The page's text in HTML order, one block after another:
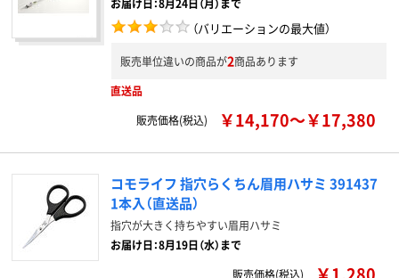
お届け日：8月24日（月）まで
（バリエーションの最大値）
販売単位違いの商品が2商品あります
直送品
販売価格(税込)
￥14,170～￥17,380
コモライフ 指穴らくちん眉用ハサミ 391437
1本入（直送品）
指穴が大きく持ちやすい眉用ハサミ
お届け日：8月19日（水）まで
販売価格(税込)